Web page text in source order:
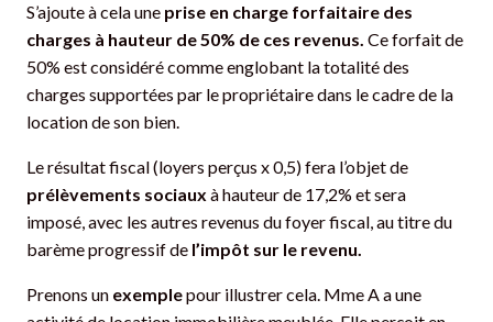
S’ajoute à cela une prise en charge forfaitaire des
charges à hauteur de 50% de ces revenus. Ce forfait de
50% est considéré comme englobant la totalité des
charges supportées par le propriétaire dans le cadre de la
location de son bien.
Le résultat fiscal (loyers perçus x 0,5) fera l’objet de
prélèvements sociaux à hauteur de 17,2% et sera
imposé, avec les autres revenus du foyer fiscal, au titre du
barème progressif de l’impôt sur le revenu.
Prenons un exemplepour illustrer cela. Mme A a une